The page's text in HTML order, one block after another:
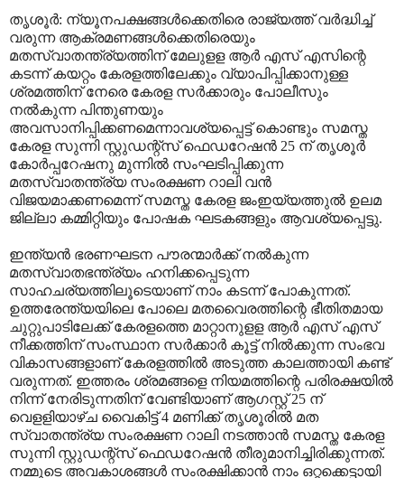
തൃശൂര്‍: ന്യൂനപക്ഷങ്ങള്‍ക്കെതിരെ രാജ്യത്ത് വര്‍ദ്ധിച്ച്
വരുന്ന ആക്രമണങ്ങള്‍ക്കെതിരെയും
മതസ്വാതന്ത്ര്യത്തിന് മേലുളള ആര്‍ എസ് എസിന്റെ
കടന്ന് കയറ്റം കേരളത്തിലേക്കും വ്യാപിപ്പിക്കാനുള്ള
ശ്രമത്തിന് നേരെ കേരള സര്‍ക്കാരും പോലീസും
നല്‍കുന്ന പിന്തുണയും
അവസാനിപ്പിക്കണമെന്നാവശ്യപ്പെട്ട് കൊണ്ടും സമസ്ത
കേരള സുന്നി സ്റ്റുഡന്റ്‌സ് ഫെഡറേഷന്‍ 25 ന് തൃശൂര്‍
കോര്‍പ്പറേഷനു മുന്നില്‍ സംഘടിപ്പിക്കുന്ന
മതസ്വാതന്ത്ര്യ സംരക്ഷണ റാലി വന്‍
വിജയമാക്കണമെന്ന് സമസ്ത കേരള ജംഇയ്യത്തുല്‍ ഉലമ
ജില്ലാ കമ്മിറ്റിയും പോഷക ഘടകങ്ങളും ആവശ്യപ്പെട്ടു.
ഇന്ത്യന്‍ ഭരണഘടന പൗരന്മാര്‍ക്ക് നല്‍കുന്ന
മതസ്വാതഭന്ത്ര്യം ഹനിക്കപ്പെടുന്ന
സാഹചര്യത്തിലൂടെയാണ് നാം കടന്ന് പോകുന്നത്.
ഉത്തരേന്ത്യയിലെ പോലെ മതവൈരത്തിന്റെ ഭീതിതമായ
ചുറ്റുപാടിലേക്ക് കേരളത്തെ മാറ്റാനുളള ആര്‍ എസ് എസ്
നീക്കത്തിന് സംസ്ഥാന സര്‍ക്കാര്‍ കൂട്ട് നില്‍ക്കുന്ന സംഭവ
വികാസങ്ങളാണ് കേരളത്തില്‍ അടുത്ത കാലത്തായി കണ്ട്
വരുന്നത്. ഇത്തരം ശ്രമങ്ങളെ നിയമത്തിന്റെ പരിരക്ഷയില്‍
നിന്ന് നേരിടുന്നതിന് വേണ്ടിയാണ് ആഗസ്റ്റ് 25 ന്
വെളളിയാഴ്ച വൈകിട്ട് 4 മണിക്ക് തൃശൂരില്‍ മത
സ്വാതന്ത്ര്യ സംരക്ഷണ റാലി നടത്താന്‍ സമസ്ത കേരള
സുന്നി സ്റ്റുഡന്റ്‌സ് ഫെഡറേഷന്‍ തീരുമാനിച്ചിരിക്കുന്നത്.
നമ്മുടെ അവകാശങ്ങള്‍ സംരക്ഷിക്കാന്‍ നാം ഒറ്റക്കെട്ടായി